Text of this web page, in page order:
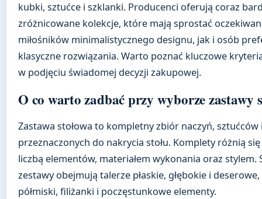
kubki, sztućce i szklanki. Producenci oferują coraz
zróżnicowane kolekcje, które mają sprostać
miłośników minimalistycznego designu, jak i osób
klasyczne rozwiązania. Warto poznać kluczowe
w podjęciu świadomej decyzji zakupowej.
O co warto zadbać przy wyborze zastawy
Zastawa stołowa to kompletny zbiór naczyń, sztućców
przeznaczonych do nakrycia stołu. Komplety różnią
liczbą elementów, materiałem wykonania oraz stylem.
zestawy obejmują talerze płaskie, głębokie i
półmiski, filiżanki i poczęstunkowe elementy.